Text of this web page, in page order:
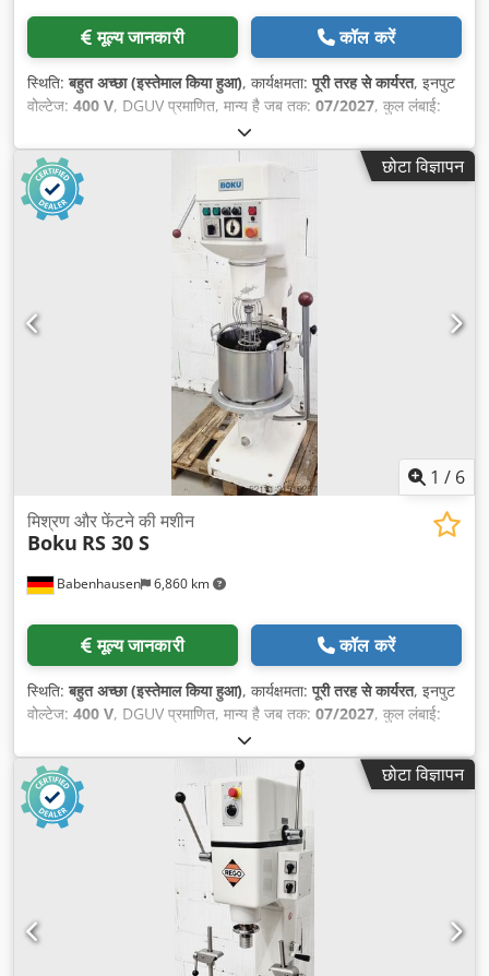
मूल्य जानकारी कॉल करें
स्थिति:बहुत अच्छा (इस्तेमाल किया हुआ), कार्यक्षमता:पूरी तरह से कार्यरत, इनपुट
वोल्टेज: 400 V, DGUV प्रमाणित, मान्य है जब तक: 07/2027, कुल लंबाई:
, कुल ऊँचाई:
16 A, इनपुट आवृत्ति:50 Hz, खाली वजन:300 किग्रा,
छोटा विज्ञापन
1 / 6
Babenhausen 6,860 km
मिश्रण और फेंटने की मशीन
Boku RS 30 S
मूल्य जानकारी कॉल करें
स्थिति:बहुत अच्छा (इस्तेमाल किया हुआ), कार्यक्षमता:पूरी तरह से कार्यरत, इनपुट
वोल्टेज: 400 V, DGUV प्रमाणित, मान्य है जब तक: 07/2027, कुल लंबाई:
, कुल चौड़ाई:
मिमी, इलेक्ट्रिकल फ्यूज:16 A, इनपुट आवृत्ति:50 Hz, खाली वजन:130
किग्रा, छोटा विज्ञापन